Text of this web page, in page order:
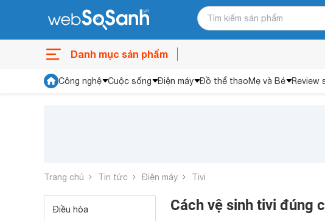
Danh mục sản phẩm
Công nghệ Cuộc sống Điện máy Đồ thể thaoMẹ và Bé Review
Trang chủ Tin tức Điện máy Tivi
Điều hòa Cách vệ sinh tivi đúng